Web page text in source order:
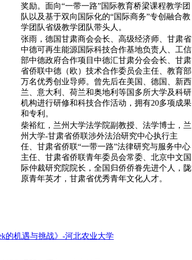
奖励。面向“一带一路”国际教育桥梁课程教学团
队以及基于双向国际化的“国际商务”专创融合教
学团队省级教学团队带头人。
张雨，德国甘肃商会会长、高级经济师、甘肃省
中德可再生能源国际科技合作基地负责人、工信
部中德政府合作项目中德汇甘肃分会会长、甘肃
省侨联中德（欧）技术合作委员会主任、教育部
万名优秀创业导师。曾先后在美国、德国、新西
兰、意大利、荷兰和奥地利等国多所大学及科研
机构进行研修和科技合作活动，拥有20多项成果
和专利。
柴裕红，兰州大学法学院副教授、法学博士，兰
州大学-甘肃省侨联涉外法治研究中心执行主
任、甘肃省侨联“一带一路”法律研究与服务中心
主任、甘肃省侨联青年委员会常委、北京中文国
际仲裁研究院院长，全国归侨侨眷先进个人，陇
原青年英才，甘肃省优秀青年文化人才。
的机遇与挑战》-河北农业大学